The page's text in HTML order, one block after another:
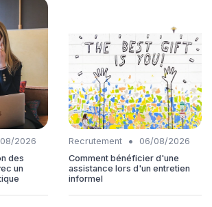
2026
des
un
Recrutement •
06/08/2026
Comment bénéficier d'une
assistance lors d'un entretien
informel